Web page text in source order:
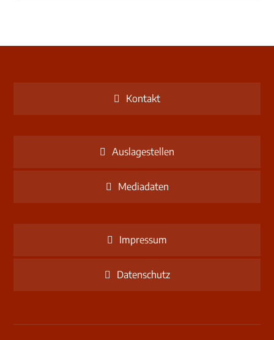
Kontakt
Auslagestellen
Mediadaten
Impressum
Datenschutz